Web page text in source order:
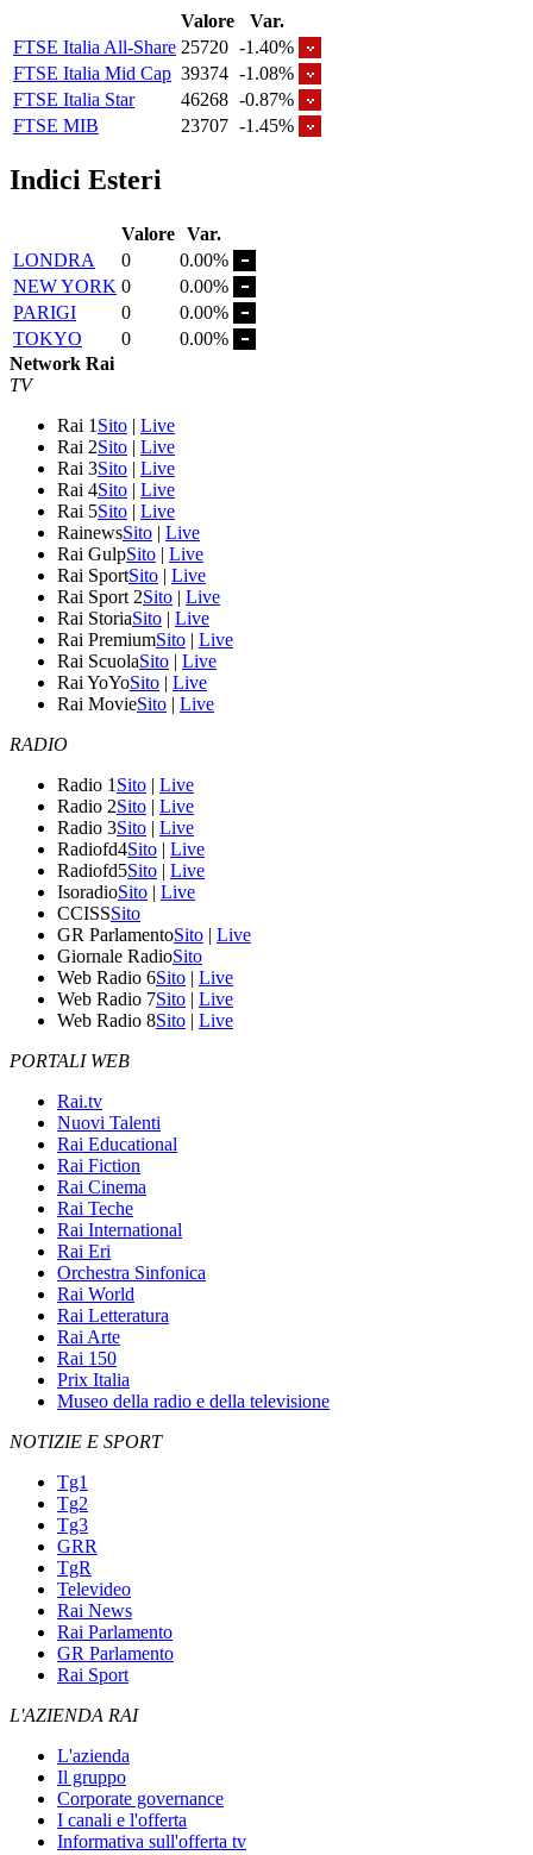
Valore
Var.
FTSE Italia All-Share 25720 -1.40%
FTSE Italia Mid Cap 39374 -1.08%
FTSE Italia Star
46268 -0.87%
FTSE MIB
23707 -1.45%
Indici Esteri
Valore Var.
LONDRA
0
0.00%
NEW YORK 0
0.00%
PARIGI
0
0.00%
TOKYO
0
0.00%
Network Rai
TV
Rai 1 Sito | Live
Rai 2Sito | Live
Rai 3Sito | Live
Rai 4Sito | Live
Rai 5Sito | Live
RainewsSito | Live
Rai GulpSito | Live
Rai SportSito | Live
Rai Sport 2Sito | Live
Rai StoriaSito | Live
Rai PremiumSito | Live
Rai ScuolaSito | Live
Rai YoYoSito | Live
Rai MovieSito | Live
RADIO
Radio 1 Sito | Live
Radio 2Sito | Live
Radio 3Sito | Live
Radiofd4Sito | Live
Radiofd5Sito | Live
IsoradioSito | Live
CCISSSito
GR ParlamentoSito | Live
Giornale RadioSito
Web Radio 6Sito | Live
Web Radio 7Sito | Live
Web Radio 8Sito | Live
PORTALI WEB
Rai.tv
Nuovi Talenti
Rai Educational
Rai Fiction
Rai Cinema
Rai Teche
Rai International
Rai Eri
Orchestra Sinfonica
Rai World
Rai Letteratura
Rai Arte
Rai 150
Prix Italia
Museo della radio e della televisione
NOTIZIE E SPORT
Tg1
Tg2
Tg3
GRR
TgR
Televideo
Rai News
Rai Parlamento
GR Parlamento
Rai Sport
L'AZIENDA RAI
L'azienda
Il gruppo
Corporate governance
I canali e l'offerta
Informativa sull'offerta tv